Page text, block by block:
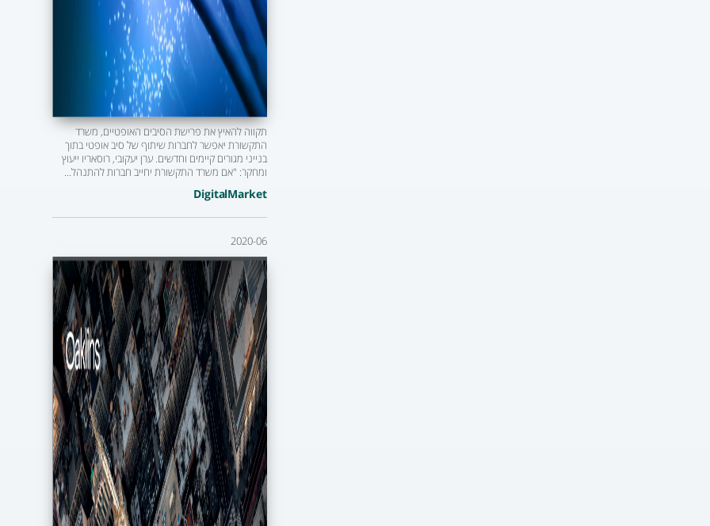
תקווה להאיץ את פרישת הסיבים האופטיים, משרד
התקשורת יאפשר לחברות שיתוף של סיב אופטי בתוך
בנייני מגורים קיימים וחדשים. ערן יעקובי, רוסאריו ייעוץ
ומחקר: "אם משרד התקשורת יחייב חברות להתנהל...
DigitalMarket
2020-06